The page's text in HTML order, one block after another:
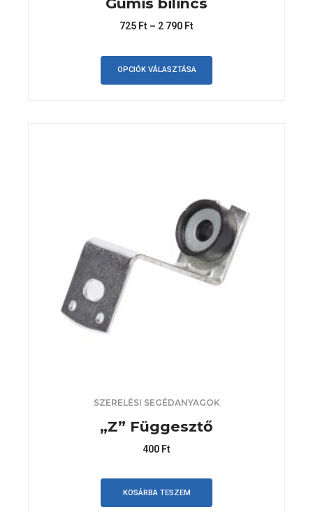
725 Ft – 2 790 Ft
OPCIÓK VÁLASZTÁSA
SZERELÉSI SEGÉDANYAGOK
„Z” Függesztő
400 Ft
KOSÁRBA TESZEM